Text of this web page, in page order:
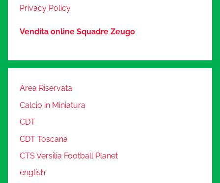
Privacy Policy
Vendita online Squadre Zeugo
Area Riservata
Calcio in Miniatura
CDT
CDT Toscana
CTS Versilia Football Planet
english